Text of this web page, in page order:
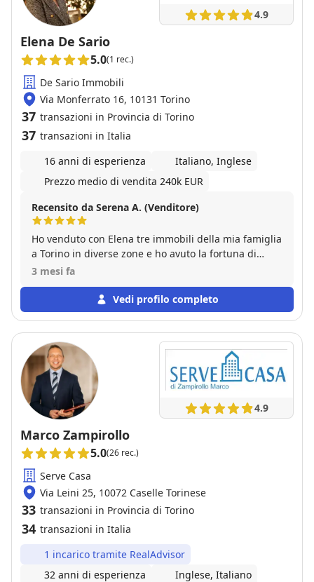
4.9
Elena De Sario
5.0(1 rec.)
De Sario Immobili
Via Monferrato 16, 10131 Torino
37 transazioni in Provincia di Torino
37 transazioni in Italia
16 anni di esperienza
Italiano, Inglese
Prezzo medio di vendita 240k EUR
Recensito da Serena A. (Venditore)
Ho venduto con Elena tre immobili della mia famiglia
a Torino in diverse zone e ho avuto la fortuna di
avere il supporto di una professionista di livello che
nostre aspettative ed è andata oltre. Affidatevi a lei
senza remore,a differenza di tanti ormai influencer
vostro immobile con Elena troverete una persona
che lavora davvero per i vostri interessi.
3 mesi fa
Vedi profilo completo
4.9
Marco Zampirollo
5.0(26 rec.)
Serve Casa
Via Leini 25, 10072 Caselle Torinese
33 transazioni in Provincia di Torino
34 transazioni in Italia
1 incarico tramite RealAdvisor
32 anni di esperienza
Inglese, Italiano